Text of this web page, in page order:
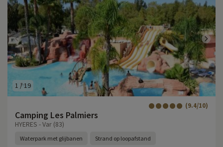
1 /19
Camping Les Palmiers
(9.4/10)
HYERES - Var (83)
Waterpark met glijbanen Strand op loopafstand